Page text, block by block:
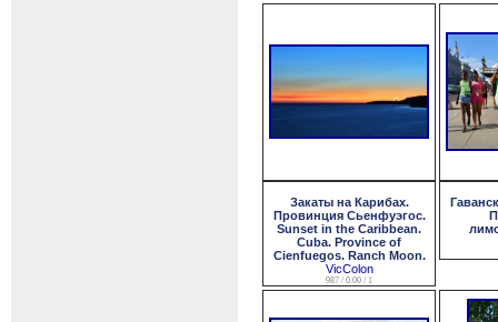
Закаты на Карибах.
Провинция Сьенфуэгос.
Sunset in the Caribbean.
Cuba. Province of
Cienfuegos. Ranch Moon.
VicColon
987 / 0.00 / 1